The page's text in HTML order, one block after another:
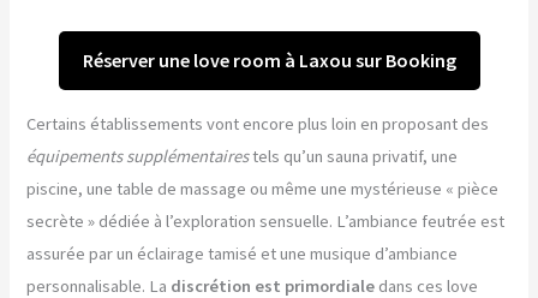
Réserver une love room à Laxou sur Booking
Certains établissements vont encore plus loin en proposant des
équipements supplémentairestels qu’un sauna privatif, une
piscine, une table de massage ou même une mystérieuse « pièce
secrète » dédiée à l’exploration sensuelle. L’ambiance feutrée est
assurée par un éclairage tamisé et une musique d’ambiance
personnalisable. La discrétion est primordiale dans ces love